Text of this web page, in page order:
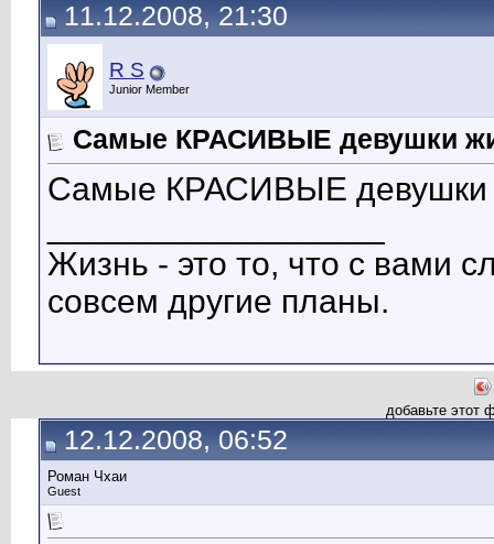
11.12.2008, 21:30
R S
Junior Member
Самые КРАСИВЫЕ девушки
Самые КРАСИВЫЕ девушки
Жизнь - это то, что с вами
совсем другие планы.
добавьте этот
12.12.2008, 06:52
Роман Чхаи
Guest